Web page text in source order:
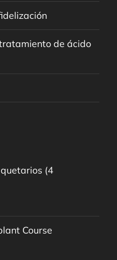
de ácido
(4
Course